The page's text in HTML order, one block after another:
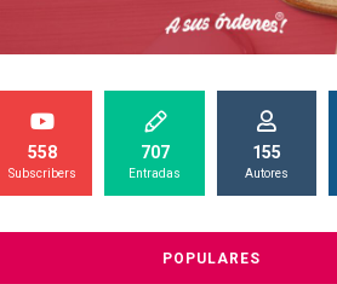
558
Subscribers
707
Entradas
155
Autores
POPULARES